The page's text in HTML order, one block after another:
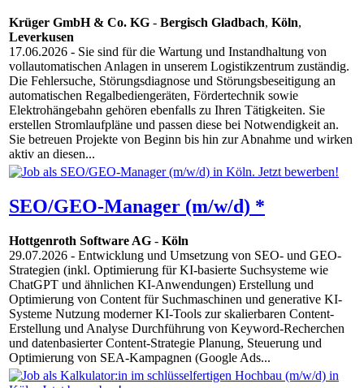
Krüger GmbH & Co. KG - Bergisch Gladbach, Köln,
Leverkusen
17.06.2026 - Sie sind für die Wartung und Instandhaltung von
vollautomatischen Anlagen in unserem Logistikzentrum zuständig.
Die Fehlersuche, Störungsdiagnose und Störungsbeseitigung an
automatischen Regalbediengeräten, Fördertechnik sowie
Elektrohängebahn gehören ebenfalls zu Ihren Tätigkeiten. Sie
erstellen Stromlaufpläne und passen diese bei Notwendigkeit an.
Sie betreuen Projekte von Beginn bis hin zur Abnahme und wirken
aktiv an diesen...
SEO/GEO-Manager (m/w/d) *
Hottgenroth Software AG - Köln
29.07.2026 - Entwicklung und Umsetzung von SEO- und GEO-
Strategien (inkl. Optimierung für KI-basierte Suchsysteme wie
ChatGPT und ähnlichen KI-Anwendungen) Erstellung und
Optimierung von Content für Suchmaschinen und generative KI-
Systeme Nutzung moderner KI-Tools zur skalierbaren Content-
Erstellung und Analyse Durchführung von Keyword-Recherchen
und datenbasierter Content-Strategie Planung, Steuerung und
Optimierung von SEA-Kampagnen (Google Ads...